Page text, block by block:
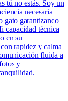
tú no estás. Soy un
necesaria
gato garantizando
capacidad técnica
en su
rapidez y calma
fluida a
y